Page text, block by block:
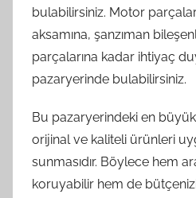
bulabilirsiniz. Motor
aksamına, şanzıman
parçalarına kadar ihtiyaç
pazaryerinde bulabilirsiniz.
Bu pazaryerindeki en
orijinal ve kaliteli ürünleri
sunmasıdır. Böylece hem
koruyabilir hem de